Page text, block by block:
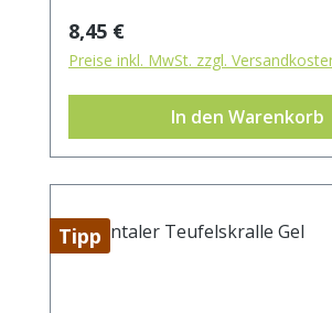
PARAFFINUM LIQUIDUM,
ALCOHOL, GLYCERIN, CETYL
CETEARETH-25, MELALEUCA
ALTERNIFOLIA OIL, GLYCINE
BISABOLOL, CHAMOMILLA RECUTICA
EXTRACT, SIMMONDSIA
MYRETH-4, CETEARYL ALCOHOL,
PHENOXYETHANOL, BENZOIC
Regulärer Preis:
8,45 €
Preise inkl. MwSt. zzgl.
In den Warenkorb
Tipp